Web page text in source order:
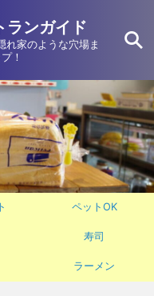
ランガイド
れ家のような穴場ま
！
ペットOK
寿司
ラーメン